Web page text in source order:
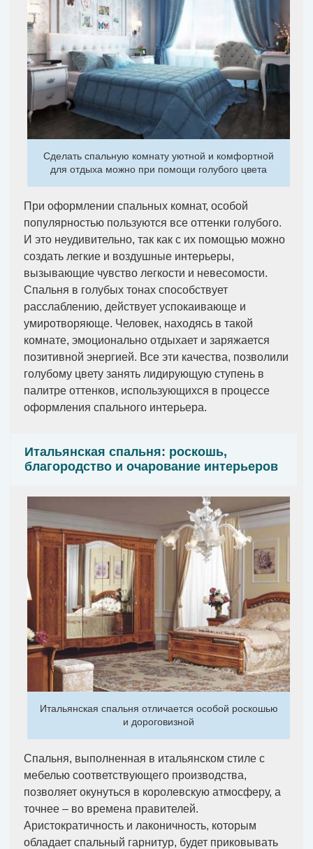
Сделать спальную комнату уютной и комфортной
для отдыха можно при помощи голубого цвета
При оформлении спальных комнат, особой
популярностью пользуются все оттенки голубого.
И это неудивительно, так как с их помощью можно
создать легкие и воздушные интерьеры,
вызывающие чувство легкости и невесомости.
Спальня в голубых тонах способствует
расслаблению, действует успокаивающе и
умиротворяюще. Человек, находясь в такой
комнате, эмоционально отдыхает и заряжается
позитивной энергией. Все эти качества, позволили
голубому цвету занять лидирующую ступень в
палитре оттенков, использующихся в процессе
оформления спального интерьера.
Итальянская спальня: роскошь,
благородство и очарование интерьеров
Итальянская спальня отличается особой роскошью
и дороговизной
Спальня, выполненная в итальянском стиле с
мебелью соответствующего производства,
позволяет окунуться в королевскую атмосферу, а
точнее – во времена правителей.
Аристократичность и лаконичность, которым
обладает спальный гарнитур, будет приковывать